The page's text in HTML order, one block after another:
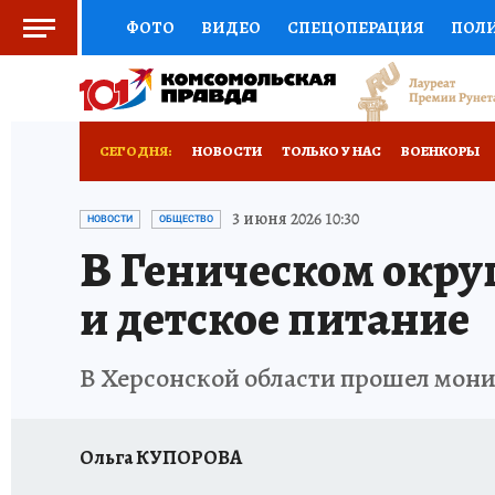
ФОТО ВИДЕО СПЕЦОПЕРАЦИЯ
СОЦПОДДЕРЖКА НАУКА СПОРТ
ПРЕСС-ЦЕНТР
НОВОЕ
СЕГОДНЯ: НОВОСТИ ТОЛЬКО У НАС ВОЕНКОРЫ
РАЗРУШЕНИЕ КАХОВСКОЙ ГЭС
НОВОСТИ ОБЩЕСТВО 3 июня 2026 10:30
В Геническом
и детское питание
В Херсонской области прошел
Ольга КУПОРОВА